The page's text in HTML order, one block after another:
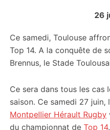
26
Ce samedi, Toulouse
Top 14. A la conquête de
Brennus, le Stade
Ce sera dans tous les cas
saison. Ce samedi 27 juin,
Montpellier Hérault Rugby
du championnat de Top 14